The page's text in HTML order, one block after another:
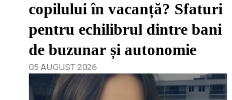
copilului în vacanță? Sfaturi
pentru echilibrul dintre bani
de buzunar și autonomie
05 AUGUST 2026